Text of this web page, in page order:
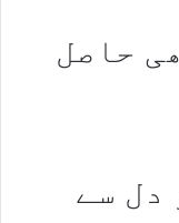
حاصل
دل سے